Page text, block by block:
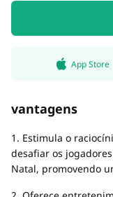
App Store
vantagens
1. Estimula o
desafiar os
Natal, promovendo